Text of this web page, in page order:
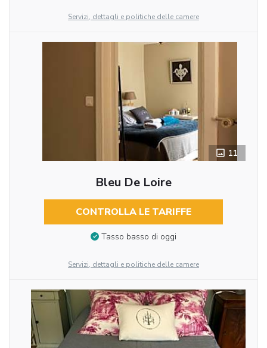
Servizi, dettagli e politiche delle camere
11
Bleu De Loire
CONTROLLA LE TARIFFE
Tasso basso di oggi
Servizi, dettagli e politiche delle camere